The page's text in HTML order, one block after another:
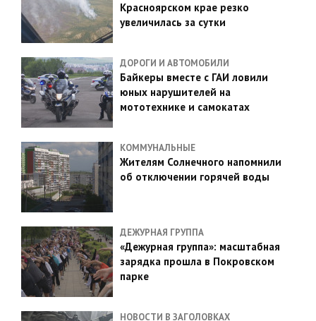
Красноярском крае резко
увеличилась за сутки
ДОРОГИ И АВТОМОБИЛИ
Байкеры вместе с ГАИ ловили
юных нарушителей на
мототехнике и самокатах
КОММУНАЛЬНЫЕ
Жителям Солнечного напомнили
об отключении горячей воды
ДЕЖУРНАЯ ГРУППА
«Дежурная группа»: масштабная
зарядка прошла в Покровском
парке
НОВОСТИ В ЗАГОЛОВКАХ